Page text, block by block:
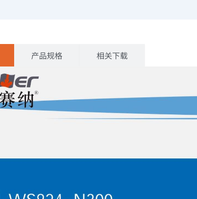
产品规格 相关下载